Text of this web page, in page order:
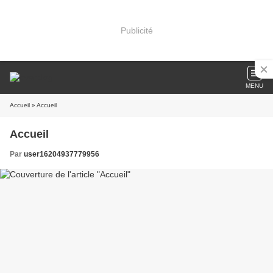
Publicité
MENU
Accueil » Accueil
Accueil
Par user16204937779956